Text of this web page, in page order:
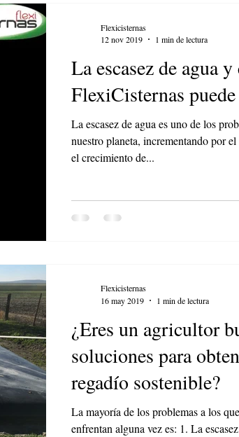
La escasez de agua
FlexiCisternas
La escasez de agua es uno de los
nuestro planeta, incrementando por
el crecimiento de...
Flexicisternas
12 nov 2019
1 min de lectura
¿Eres un agricultor
soluciones para
regadío sostenible?
La mayoría de los problemas a los
enfrentan alguna vez es: 1. La
Flexicisternas
16 may 2019
1 min de lectura